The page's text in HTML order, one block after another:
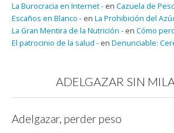
La Burocracia en Internet - en Cazuela de
Escaños en Blanco - en La Prohibición del
La Gran Mentira de la Nutrición - en Cómo
El patrocinio de la salud - en Denunciable:
ADELGAZAR SIN
Adelgazar, perder peso